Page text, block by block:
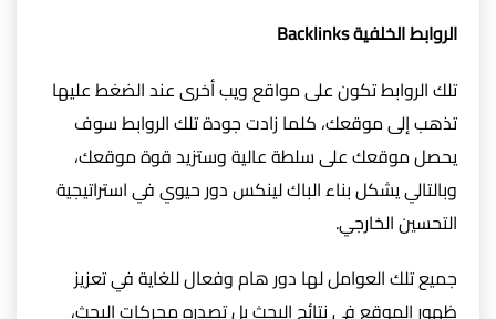
الروابط الخلفية Backlinks
تلك الروابط تكون على مواقع ويب أخرى عند الضغط عليها
تذهب إلى موقعك، كلما زادت جودة تلك الروابط سوف
يحصل موقعك على سلطة عالية وستزيد قوة موقعك،
وبالتالي يشكل بناء الباك لينكس دور حيوي في استراتيجية
التحسين الخارجي.
جميع تلك العوامل لها دور هام وفعال للغاية في تعزيز
ظهور الموقع في نتائج البحث بل تصدره محركات البحث،